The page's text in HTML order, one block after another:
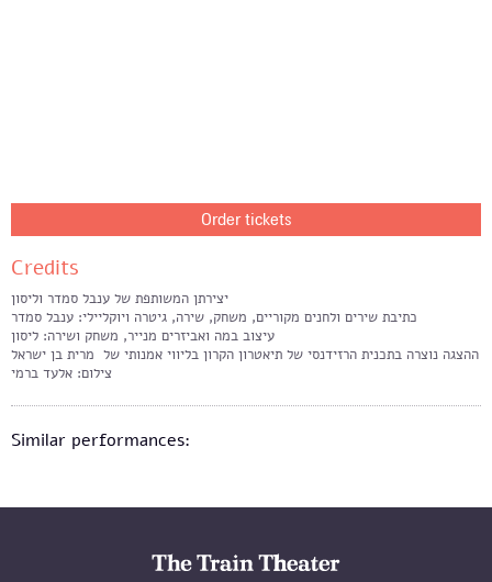
Order tickets
Credits
יצירתן המשותפת של ענבל סמדר וליסון
כתיבת שירים ולחנים מקוריים, משחק, שירה, גיטרה ויוקליילי: ענבל סמדר
עיצוב במה ואביזרים מנייר, משחק ושירה: ליסון
ההצגה נוצרה בתכנית הרזידנסי של תיאטרון הקרון בליווי אמנותי של מרית בן ישראל
צילום: אלעד ברמי
Similar performances: